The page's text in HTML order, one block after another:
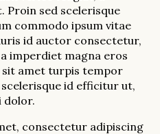
sed scelerisque
commodo ipsum vitae
id auctor consectetur,
imperdiet magna eros
sit amet turpis tempor
id efficitur ut,
dolor.
consectetur adipiscing